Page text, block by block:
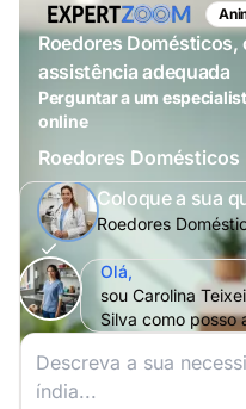
Roedores
assistência adequada
Perguntar a um
online
Roedores Domésticos
Coloque a sua
Roedores
Olá,
sou Carolina
Silva como posso